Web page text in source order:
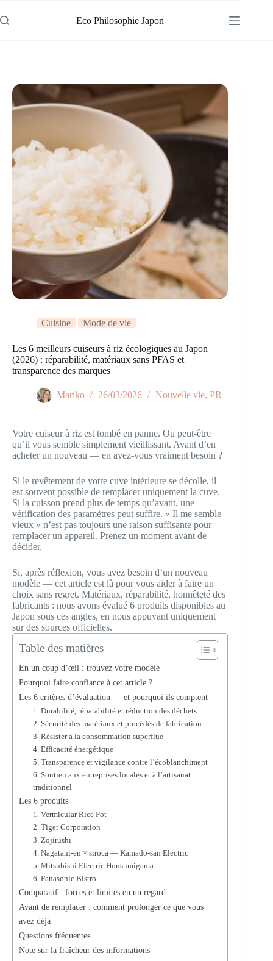
au
contenu
Eco Philosophie Japon
Cuisine Mode de vie
Les 6 meilleurs cuiseurs à riz écologiques au Japon
(2026) : réparabilité, matériaux sans PFAS et
transparence des marques
Mariko 26/03/2026 Nouvelle vie, PR
Votre cuiseur à riz est tombé en panne. Ou peut-être
qu’il vous semble simplement vieillissant. Avant d’en
acheter un nouveau — en avez-vous vraiment besoin ?
Si le revêtement de votre cuve intérieure se décolle, il
est souvent possible de remplacer uniquement la cuve.
Si la cuisson prend plus de temps qu’avant, une
vérification des paramètres peut suffire. « Il me semble
vieux » n’est pas toujours une raison suffisante pour
remplacer un appareil. Prenez un moment avant de
décider.
Si, après réflexion, vous avez besoin d’un nouveau
modèle — cet article est là pour vous aider à faire un
choix sans regret. Matériaux, réparabilité, honnêteté des
fabricants : nous avons évalué 6 produits disponibles au
Japon sous ces angles, en nous appuyant uniquement
sur des sources officielles.
Table des matières
En un coup d’œil : trouvez votre modèle
Pourquoi faire confiance à cet article ?
Les 6 critères d’évaluation — et pourquoi ils comptent
1. Durabilité, réparabilité et réduction des déchets
2. Sécurité des matériaux et procédés de fabrication
3. Résister à la consommation superflue
4. Efficacité énergétique
5. Transparence et vigilance contre l’écoblanchiment
6. Soutien aux entreprises locales et à l’artisanat
traditionnel
Les 6 produits
1. Vermicular Rice Pot
2. Tiger Corporation
3. Zojirushi
4. Nagatani-en × siroca — Kamado-san Electric
5. Mitsubishi Electric Honsumigama
6. Panasonic Bistro
Comparatif : forces et limites en un regard
Avant de remplacer : comment prolonger ce que vous
avez déjà
Questions fréquentes
Note sur la fraîcheur des informations